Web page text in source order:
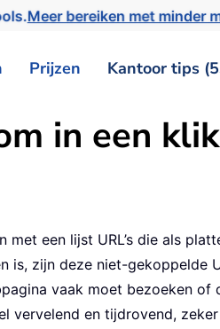
Meer bereiken met minder
Prijzen Kantoor tips
in een
met een lijst URL’s die als
is, zijn deze niet-gekoppelde
vaak moet bezoeken of
vervelend en tijdrovend,